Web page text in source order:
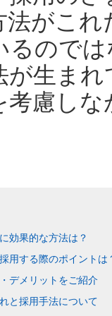
法がこ
るので
が生ま
慮し
効果的な方法は？
用する際のポイントは
デメリットをご紹介
と採用手法について